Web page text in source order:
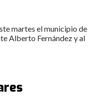
martes el municipio de
Alberto Fernández y al